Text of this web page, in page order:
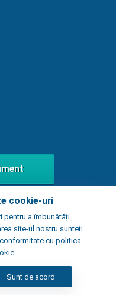
cookie-uri
a îmbunătăți
site-ul nostru sunteti
cu politica
Sunt de acord